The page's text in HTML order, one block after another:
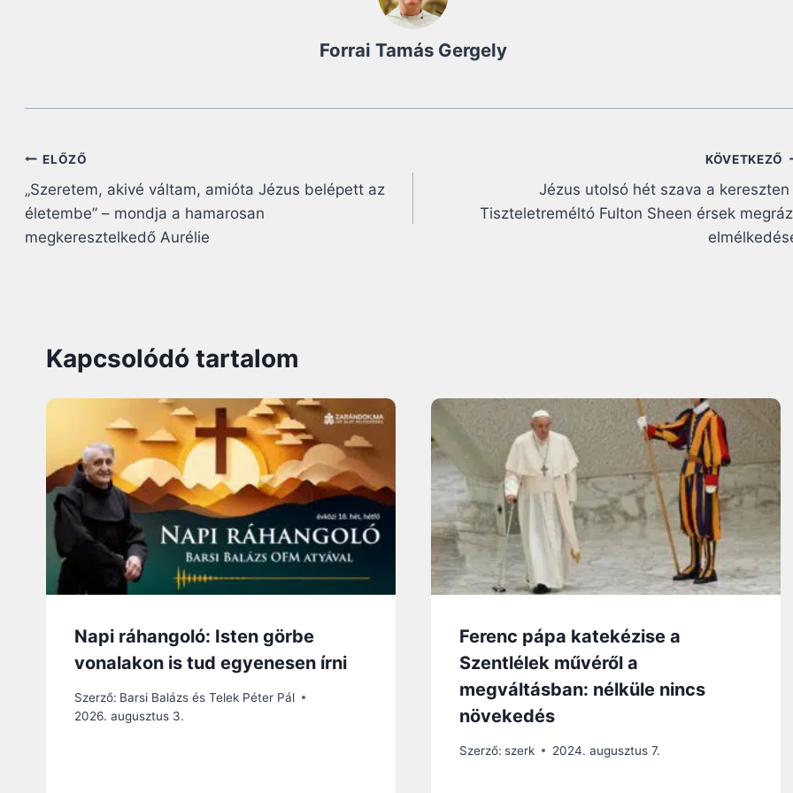
Forrai Tamás Gergely
Bejegyzés
navigáció
ELŐZŐ
„Szeretem, akivé váltam, amióta Jézus belépett az
életembe” – mondja a hamarosan
megkeresztelkedő Aurélie
KÖVETKEZŐ
Jézus utolsó hét szava a kereszten
Tiszteletreméltó Fulton Sheen érsek
Kapcsolódó tartalom
Napi ráhangoló: Isten görbe
vonalakon is tud egyenesen írni
Szerző: Barsi Balázs és Telek Péter Pál
2026. augusztus 3.
Ferenc pápa katekézise a
Szentlélek művéről a
megváltásban: nélküle nincs
növekedés
Szerző: szerk 2024. augusztus 7.